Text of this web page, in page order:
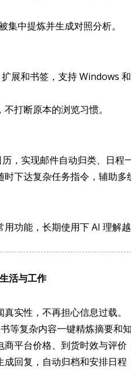
中提炼并生成对照分析。
展和书签，支持 Windows
打断原本的浏览习惯。
，实现邮件自动归类、日程
下达复杂任务指令，辅助多
功能，长期使用下 AI 理解
活与工作
实性，不再担心信息过载。
等复杂内容一键精炼摘要和知
平台价格、到货时效与评价
回复，自动归档和安排日程